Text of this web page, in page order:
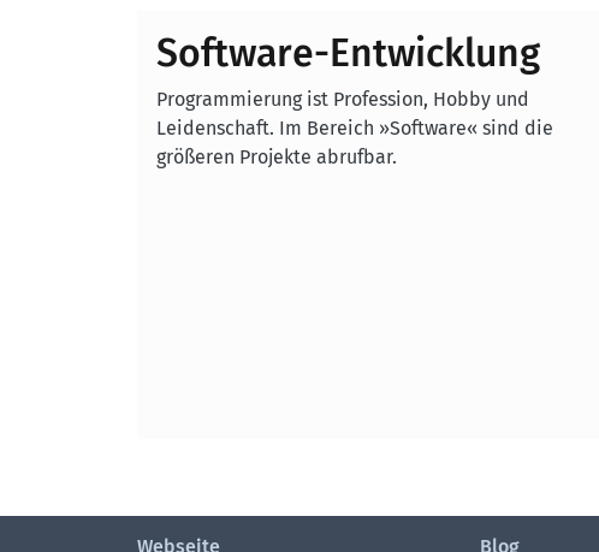
Software-Entwicklung
Programmierung ist Profession, Hobby und
Leidenschaft. Im Bereich »Software« sind die
größeren Projekte abrufbar.
Webseite Blog